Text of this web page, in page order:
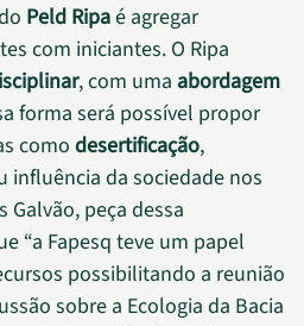
Peld Ripaé agregar
com iniciantes. O Ripa
, com uma abordagem
forma será possível propor
como desertificação,
influência da sociedade nos
Galvão, peça dessa
“a Fapesq teve um papel
possibilitando a reunião
sobre a Ecologia da Bacia